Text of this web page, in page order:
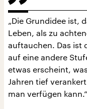
„Die Grundidee ist,
Leben, als zu
auftauchen. Das ist
auf eine andere
etwas erscheint,
Jahren tief
man verfügen kann.“